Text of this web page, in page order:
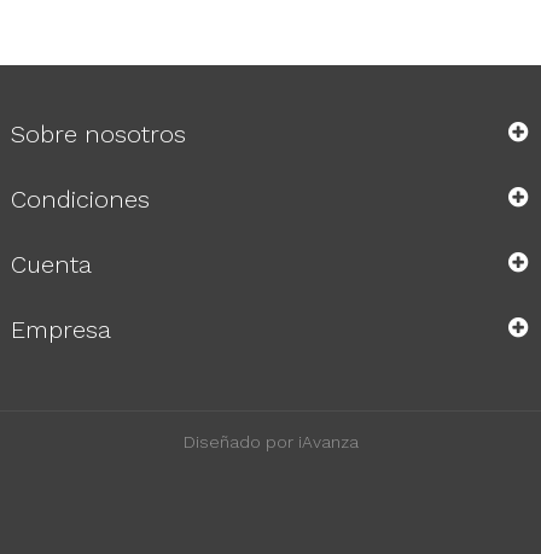
Sobre nosotros
Condiciones
Cuenta
Empresa
Diseñado por iAvanza